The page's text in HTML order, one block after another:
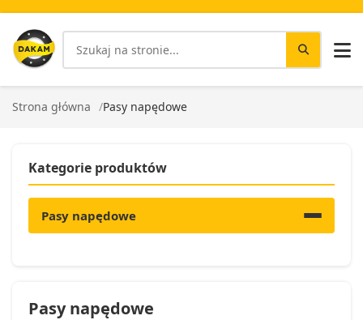
Strona główna Pasy napędowe
Kategorie produktów
Pasy napędowe
Pasy napędowe